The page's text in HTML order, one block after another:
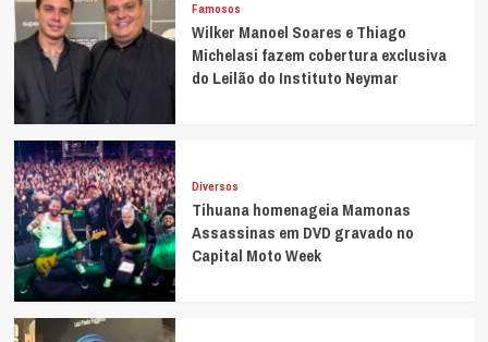
Famosos
Wilker Manoel Soares e Thiago
Michelasi fazem cobertura exclusiva
do Leilão do Instituto Neymar
Diversos
Tihuana homenageia Mamonas
Assassinas em DVD gravado no
Capital Moto Week